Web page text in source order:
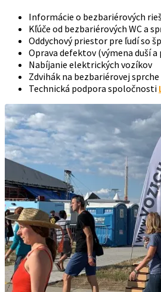
Informácie o bezbariérových
Kľúče od bezbariérových WC a
Oddychový priestor pre ľudí so
Oprava defektov (výmena duší a
Nabíjanie elektrických vozíkov
Zdvihák na bezbariérovej sprche
Technická podpora spoločnosti